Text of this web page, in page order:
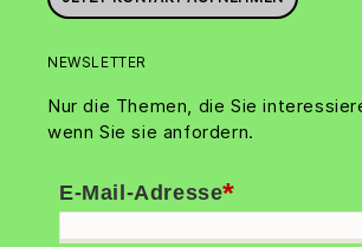
NEWSLETTER
Nur die Themen, die Sie
wenn Sie sie anfordern.
*
E-Mail-Adresse